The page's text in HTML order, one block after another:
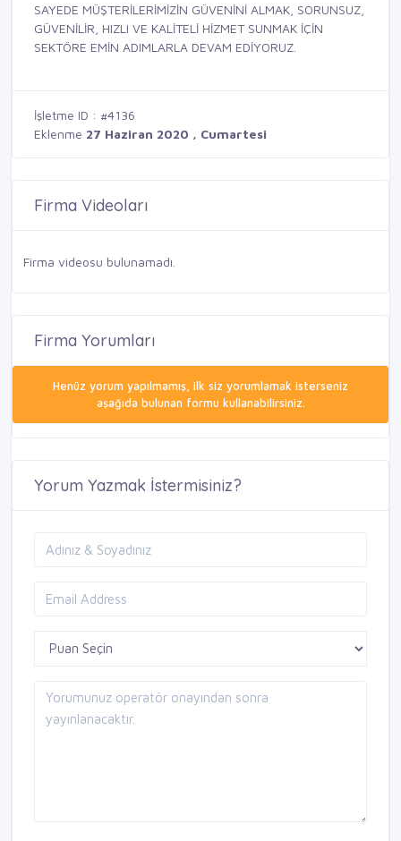
SAYEDE MÜŞTERİLERİMİZİN GÜVENİNİ ALMAK, SORUNSUZ,
GÜVENİLİR, HIZLI VE KALİTELİ HİZMET SUNMAK İÇİN
SEKTÖRE EMİN ADIMLARLA DEVAM EDİYORUZ.
İşletme ID : #4136
Eklenme 27 Haziran 2020 , Cumartesi
Firma Videoları
Firma videosu bulunamadı.
Firma Yorumları
Henüz yorum yapılmamış, ilk siz yorumlamak isterseniz
aşağıda bulunan formu kullanabilirsiniz.
Yorum Yazmak İstermisiniz?